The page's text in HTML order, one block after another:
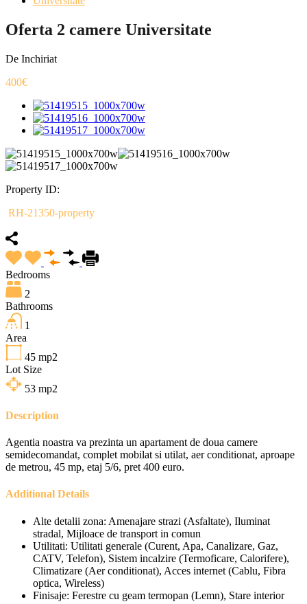
Oferta 2 camere Universitate
De Inchiriat
400€
Property ID:
RH-21350-property
Bedrooms
2
Bathrooms
1
Area
45 mp2
Lot Size
53 mp2
Description
Agentia noastra va prezinta un apartament de doua camere
semidecomandat, complet mobilat si utilat, aer conditionat, aproape
de metrou, 45 mp, etaj 5/6, pret 400 euro.
Additional Details
Alte detalii zona: Amenajare strazi (Asfaltate), Iluminat
stradal, Mijloace de transport in comun
Utilitati: Utilitati generale (Curent, Apa, Canalizare, Gaz,
CATV, Telefon), Sistem incalzire (Termoficare, Calorifere),
Climatizare (Aer conditionat), Acces internet (Cablu, Fibra
optica, Wireless)
Finisaje: Ferestre cu geam termopan (Lemn), Stare interior